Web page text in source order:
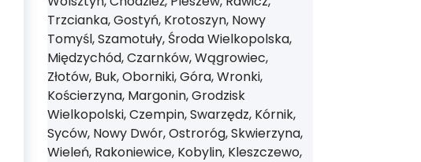
Trzcianka, Gostyń, Krotoszyn, Nowy
Tomyśl, Szamotuły, Środa Wielkopolska,
Międzychód, Czarnków, Wągrowiec,
Złotów, Buk, Oborniki, Góra, Wronki,
Kościerzyna, Margonin, Grodzisk
Wielkopolski, Czempin, Swarzędz, Kórnik,
Syców, Nowy Dwór, Ostroróg, Skwierzyna,
Wieleń, Rakoniewice, Kobylin, Kleszczewo,